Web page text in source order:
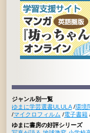
ジャンル別一覧
ゆまに学芸選書ULULA /環境
/マイクロフィルム /電子書籍
ゆまに書房の好評シリーズ